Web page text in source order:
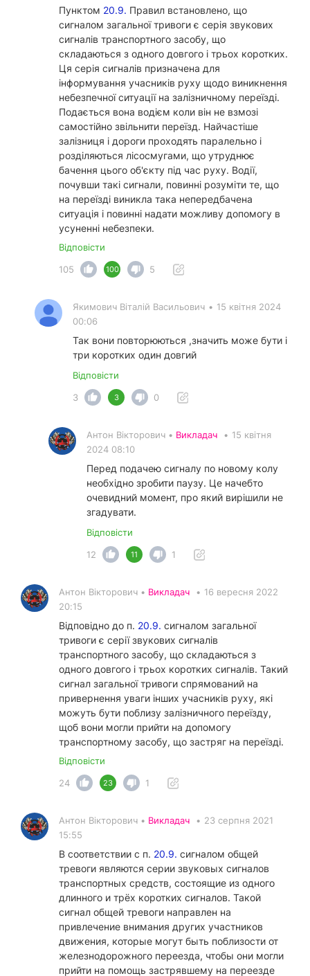
Пунктом 20.9. Правил встановлено, що
сигналом загальної тривоги є серія звукових
сигналів транспортного засобу, що
складаються з одного довгого і трьох коротких.
Ця серія сигналів призначена для
інформування учасників руху щодо виникнення
небезпечної ситуації на залізничному переїзді.
Подається вона водієм коли він не взмозі
самостійно звільнити переїзд. Найчастіше
залізниця і дороги проходять паралельно і
розділяються лісосмугами, що утруднює
бачення цього об'єкту під час руху. Водії,
почувши такі сигнали, повинні розуміти те, що
на переїзді виникла така непередбачена
ситуація і повинні надати можливу допомогу в
усуненні небезпеки.
Відповісти
105
100 5
Якимович Віталій Васильович • 15 квітня 2024
00:06
Так вони повторюються ,значить може бути і
три коротких один довгий
Відповісти
3
3 0
Антон Вікторович • Викладач • 15 квітня
2024 08:10
Перед подачею сигналу по новому колу
необхідно зробити паузу. Це начебто
очевидний момент, про який вирішили не
згадувати.
Відповісти
12
11 1
Антон Вікторович • Викладач • 16 вересня 2022
20:15
Відповідно до п. 20.9. сигналом загальної
тривоги є серії звукових сигналів
транспортного засобу, що складаються з
одного довгого і трьох коротких сигналів. Такий
сигнал загальної тривоги спрямований на
привернення уваги інших учасників руху, які
можуть бути поблизу залізничного переїзду,
щоб вони могли прийти на допомогу
транспортному засобу, що застряг на переїзді.
Відповісти
24
23 1
Антон Вікторович • Викладач • 23 серпня 2021
15:55
В соответствии с п. 20.9. сигналом общей
тревоги являются серии звуковых сигналов
транспортных средств, состоящие из одного
длинного и трёх коротких сигналов. Такой
сигнал общей тревоги направлен на
привлечение внимания других участников
движения, которые могут быть поблизости от
железнодорожного переезда, чтобы они могли
прийти на помощь застрявшему на переезде